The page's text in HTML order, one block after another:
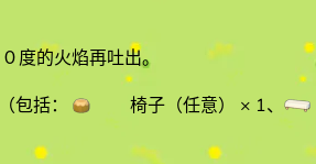
度的火焰再吐出。
（包括： 椅子（任意） × 1、